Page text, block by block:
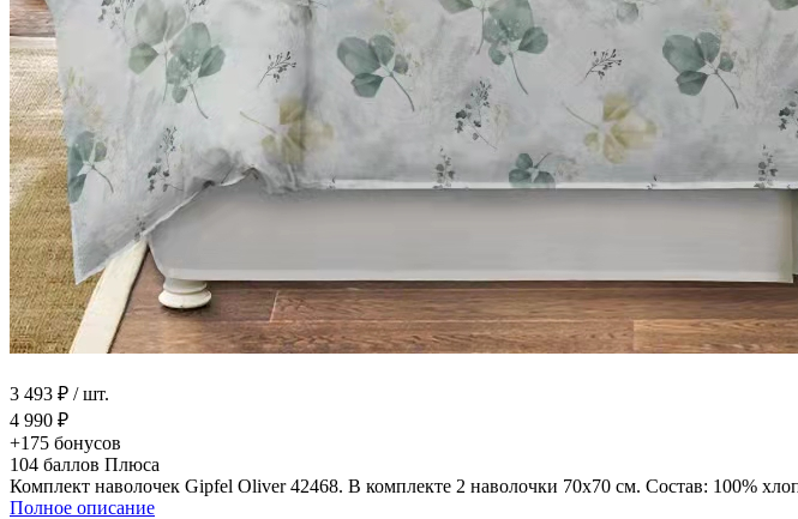
3 493 ₽ / шт.
4 990 ₽
+175 бонусов
104 баллов Плюса
Комплект наволочек Gipfel Oliver 42468. В комплекте 2 наволочки 70x70 см. Состав: 100%
Полное описание